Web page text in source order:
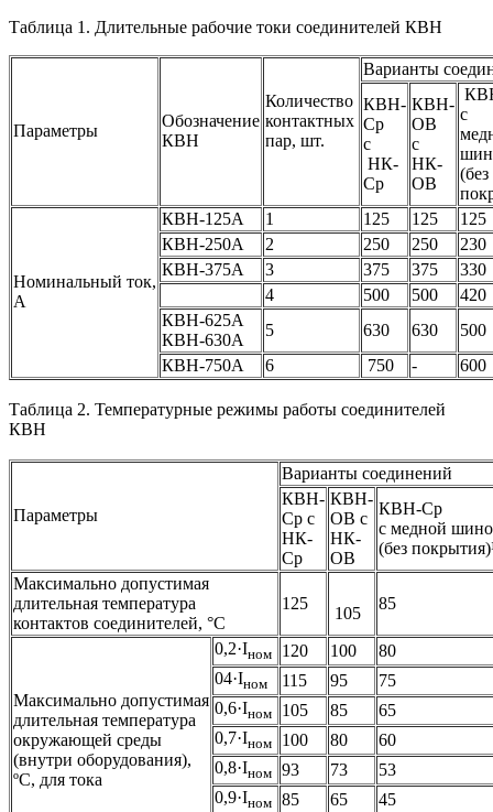
Таблица 1. Длительные рабочие токи соединителей КВН
Параметры
Обозначение
КВН
Количество
контактных
пар, шт.
Варианты
КВН-
Ср
с
НК-
Ср
КВН-
ОВ
с
НК-
ОВ
с
(без
Номинальный ток,
А
КВН-125А 1 125 125
125
КВН-250А
2 250 250
230
КВН-375А
3 375 375
330
4
500 500
420
КВН-625А
КВН-630А
5 630 630
500
КВН-750А
6 750 - 600
Таблица 2. Температурные режимы работы соединителей
КВН
Параметры
Варианты соединений
КВН-
Ср с
НК-
Ср
КВН-
ОВ с
НК-
ОВ
КВН-Ср
с медной
(без
Максимально допустимая
длительная температура
контактов соединителей, °C
125
105
85
Максимально допустимая
длительная температура
окружающей среды
(внутри оборудования),
ºС, для тока
0,2·Iном 120 100
80
04·Iном 115 95
75
0,6·Iном 105 85
65
0,7·Iном 100 80
60
0,8·Iном 93 73
53
0,9·Iном 85 65
45